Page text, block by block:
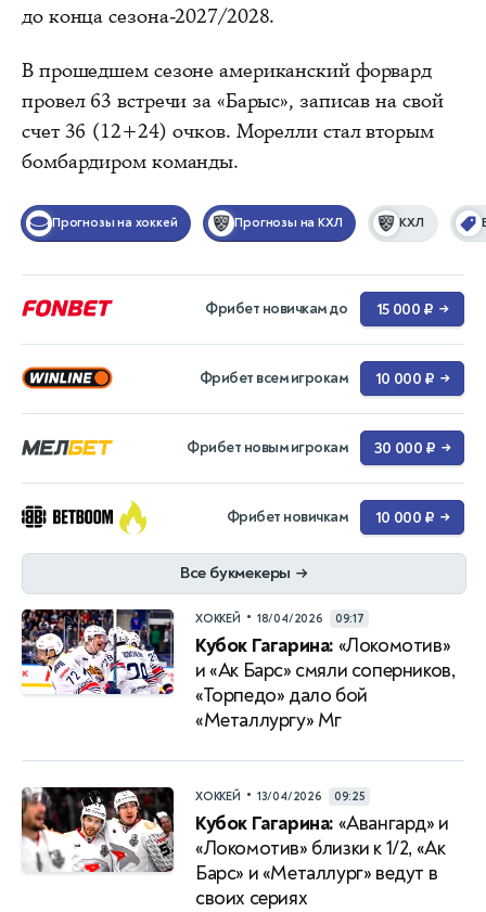
до конца сезона-2027/2028.
В прошедшем сезоне американский форвард
провел 63 встречи за «Барыс», записав на свой
счет 36 (12+24) очков. Морелли стал вторым
бомбардиром команды.
Прогнозы на хоккей Прогнозы на КХЛ КХЛ
Фрибет новичкам до 15 000 ₽ →
Фрибет всем игрокам 10 000 ₽ →
Фрибет новым игрокам 30 000 ₽ →
Фрибет новичкам 10 000 ₽ →
Все букмекеры →
ХОККЕЙ • 18/04/2026 09:17
Кубок Гагарина: «Локомотив»
и «Ак Барс» смяли соперников,
«Торпедо» дало бой
«Металлургу» Мг
ХОККЕЙ • 13/04/2026 09:25
Кубок Гагарина: «Авангард» и
«Локомотив» близки к 1/2, «Ак
Барс» и «Металлург» ведут в
своих сериях